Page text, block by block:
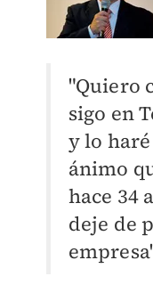
"Quiero
sigo en
y lo
ánimo
hace 34
deje de